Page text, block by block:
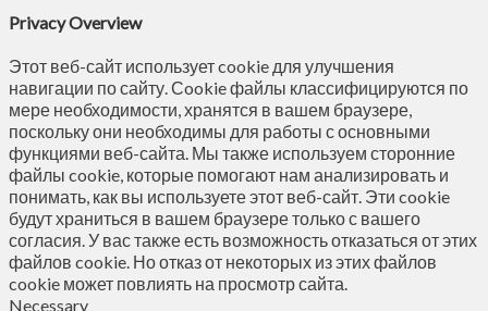
Privacy Overview
Этот веб-сайт использует cookie для улучшения
навигации по сайту. Сookie файлы классифицируются по
мере необходимости, хранятся в вашем браузере,
поскольку они необходимы для работы с основными
функциями веб-сайта. Мы также используем сторонние
файлы cookie, которые помогают нам анализировать и
понимать, как вы используете этот веб-сайт. Эти cookie
будут храниться в вашем браузере только с вашего
согласия. У вас также есть возможность отказаться от этих
файлов cookie. Но отказ от некоторых из этих файлов
cookie может повлиять на просмотр сайта.
Necessary